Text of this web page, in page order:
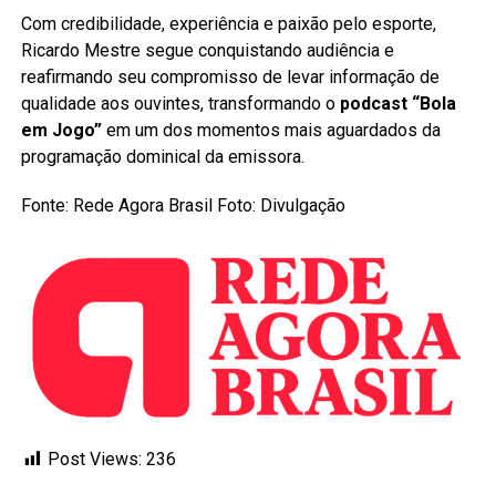
Com credibilidade, experiência e paixão pelo esporte,
Ricardo Mestre segue conquistando audiência e
reafirmando seu compromisso de levar informação de
qualidade aos ouvintes, transformando o podcast “Bola
em Jogo”em um dos momentos mais aguardados da
programação dominical da emissora.
Fonte: Rede Agora Brasil Foto: Divulgação
Post Views: 236